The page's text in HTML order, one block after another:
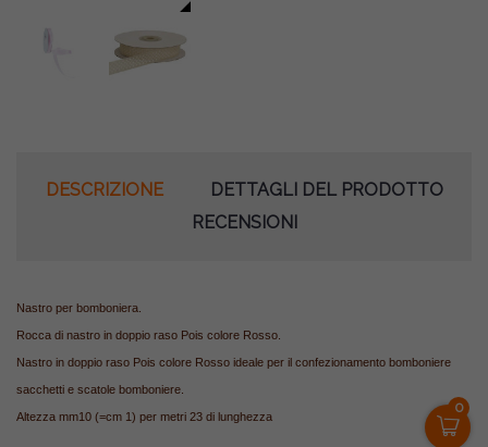
0
DESCRIZIONE
DETTAGLI DEL PRODOTTO
RECENSIONI
Nastro per bomboniera.
Rocca di nastro in doppio raso Pois colore Rosso.
Nastro in doppio raso Pois colore Rosso ideale per il confezionamento bomboniere
sacchetti e scatole bomboniere.
Altezza mm10 (=cm 1) per metri 23 di lunghezza